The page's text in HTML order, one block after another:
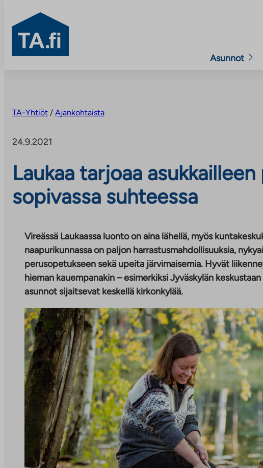
TA.fi
Asunnot
TA-Yhtiöt / Ajankohtaista
24.9.2021
Laukaa tarjoaa
sopivassa suhteessa
Vireässä Laukaassa luonto on aina lähellä, myös
naapurikunnassa on paljon harrastusmahdollisuuksia,
perusopetukseen sekä upeita järvimaisemia. Hyvät
hieman kauempanakin – esimerkiksi Jyväskylän
asunnot sijaitsevat keskellä kirkonkylää.